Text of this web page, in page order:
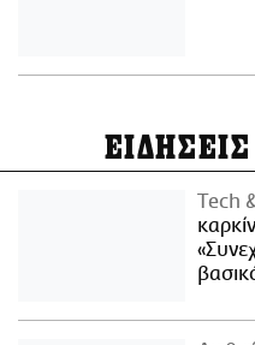
ΕΙΔΗΣΕΙΣ
Τech